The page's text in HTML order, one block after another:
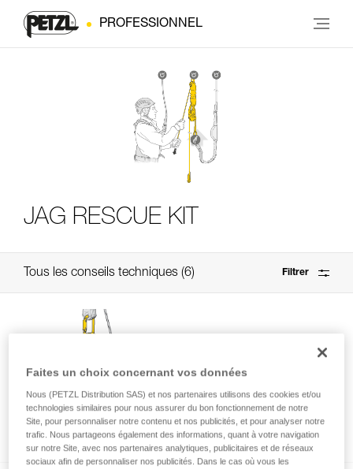
PROFESSIONNEL
JAG RESCUE KIT
Tous les conseils techniques 6 Filtrer
Décrochage et évacuation d’un équipier à
l’aide d’un kit de secours
Faites un choix concernant vos données
Nous (PETZL Distribution SAS) et nos partenaires utilisons des cookies et/ou
technologies similaires pour nous assurer du bon fonctionnement de notre
Site, pour personnaliser notre contenu et nos publicités, et pour analyser notre
trafic. Nous partageons également des informations, quant à votre navigation
sur notre Site, avec nos partenaires analytiques, publicitaires et de réseaux
sociaux afin de personnaliser nos publicités. Dans le cas où vous les